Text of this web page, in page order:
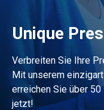
Unique
Verbreiten Sie Ihre
Mit unserem
erreichen Sie über
jetzt!